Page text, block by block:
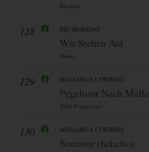
Electrola
128 RIC MORENO
Wir Stehen Auf
Hitmix
129 MALLORCA COWBOYS
Pegeltour Nach Malle
Villla Productions
130 MALLORCA COWBOYS
Sommer (heladio)